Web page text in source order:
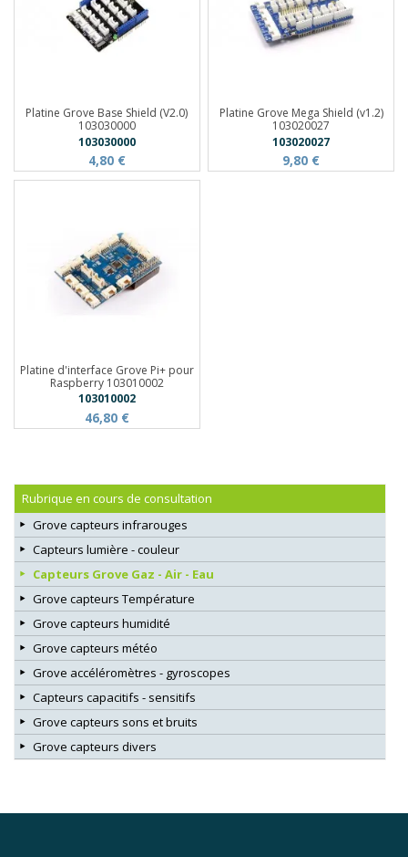
Platine Grove Base Shield (V2.0)
103030000
103030000
4,80 €
Platine Grove Mega Shield (v1.2)
103020027
103020027
9,80 €
Platine d'interface Grove Pi+ pour
Raspberry 103010002
103010002
46,80 €
Rubrique en cours de consultation
Grove capteurs infrarouges
Capteurs lumière - couleur
Capteurs Grove Gaz - Air - Eau
Grove capteurs Température
Grove capteurs humidité
Grove capteurs météo
Grove accéléromètres - gyroscopes
Capteurs capacitifs - sensitifs
Grove capteurs sons et bruits
Grove capteurs divers